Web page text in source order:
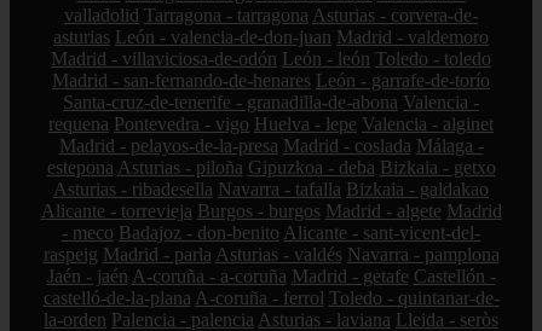
valladolid Tarragona - tarragona Asturias - corvera-de-
asturias León - valencia-de-don-juan Madrid - valdemoro
Madrid - villaviciosa-de-odón León - león Toledo - toledo
Madrid - san-fernando-de-henares León - garrafe-de-torío
Santa-cruz-de-tenerife - granadilla-de-abona Valencia -
requena Pontevedra - vigo Huelva - lepe Valencia - alginet
Madrid - pelayos-de-la-presa Madrid - coslada Málaga -
estepona Asturias - piloña Gipuzkoa - deba Bizkaia - getxo
Asturias - ribadesella Navarra - tafalla Bizkaia - galdakao
Alicante - torrevieja Burgos - burgos Madrid - algete Madrid
- meco Badajoz - don-benito Alicante - sant-vicent-del-
raspeig Madrid - parla Asturias - valdés Navarra - pamplona
Jaén - jaén A-coruña - a-coruña Madrid - getafe Castellón -
castelló-de-la-plana A-coruña - ferrol Toledo - quintanar-de-
la-orden Palencia - palencia Asturias - laviana Lleida - seròs